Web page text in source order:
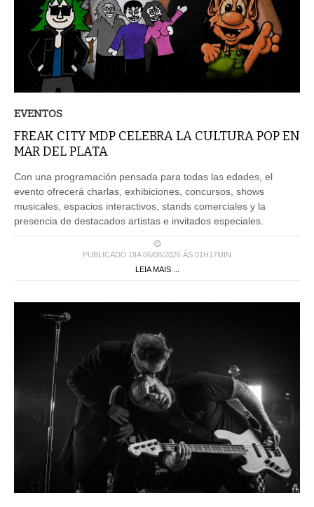
EVENTOS
FREAK CITY MDP CELEBRA LA CULTURA POP EN
MAR DEL PLATA
Con una programación pensada para todas las edades, el
evento ofrecerá charlas, exhibiciones, concursos, shows
musicales, espacios interactivos, stands comerciales y la
presencia de destacados artistas e invitados especiales.
PUBLICADO DIA 06/08/2026 ÀS 01H17MIN
LEIA MAIS ...